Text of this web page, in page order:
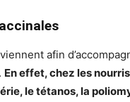
afin
En effet, chez les
le tétanos, la